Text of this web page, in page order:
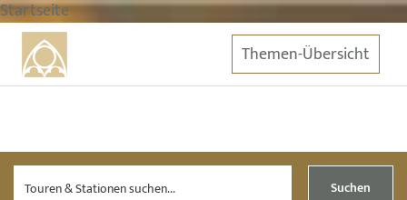
Startseite
Themen-Übersicht
Suchen